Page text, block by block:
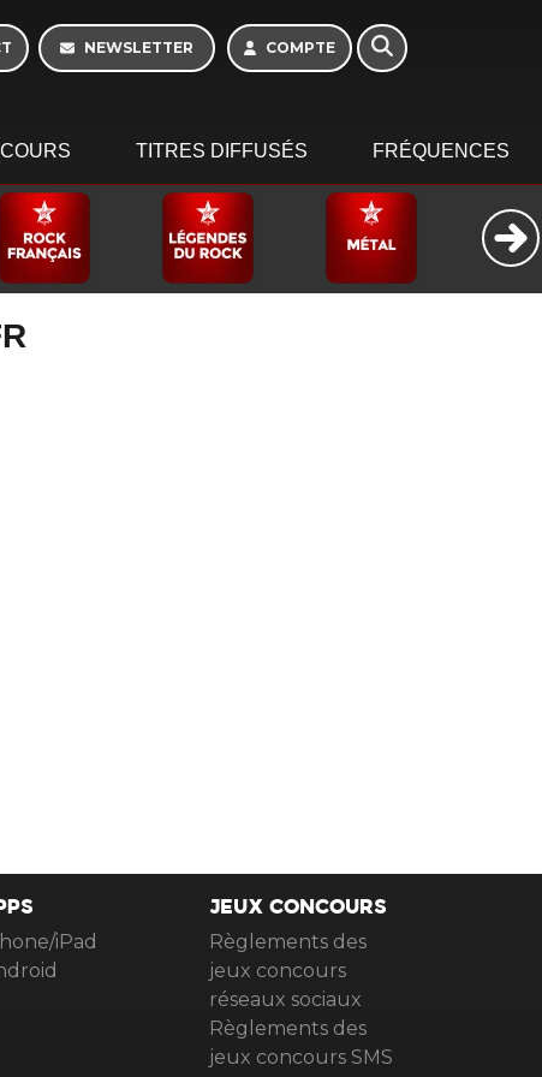
NEWSLETTER COMPTE
TITRES DIFFUSÉS FRÉQUENCES
iPad
JEUX CONCOURS
Règlements des
jeux concours
réseaux sociaux
Règlements des
jeux concours SMS
16h - 20h